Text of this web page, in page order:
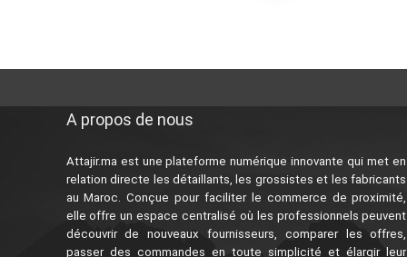
A propos de nous
Attajir.ma est une plateforme numérique innovante qui met en
relation directe les détaillants, les grossistes et les fabricants
au Maroc. Conçue pour faciliter le commerce de proximité,
elle offre un espace centralisé où les professionnels peuvent
découvrir de nouveaux fournisseurs, comparer les offres,
passer des commandes en toute simplicité et élargir leur